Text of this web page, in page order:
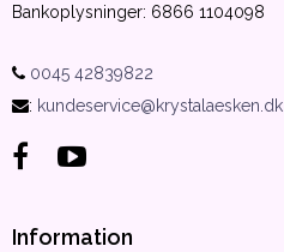
Bankoplysninger: 6866 1104098
0045 42839822
: kundeservice@krystalaesken.dk
Information